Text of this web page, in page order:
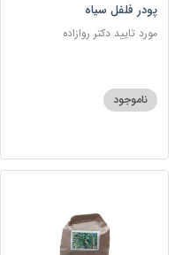
پودر فلفل سیاه
مورد تایید دکتر روازاده
ناموجود